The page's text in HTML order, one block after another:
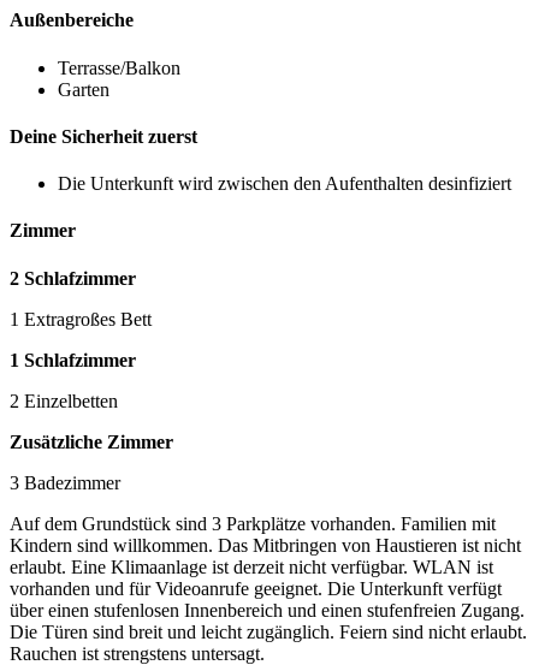
Außenbereiche
Terrasse/Balkon
Garten
Deine Sicherheit zuerst
Die Unterkunft wird zwischen den Aufenthalten desinfiziert
Zimmer
2 Schlafzimmer
1 Extragroßes Bett
1 Schlafzimmer
2 Einzelbetten
Zusätzliche Zimmer
3 Badezimmer
Auf dem Grundstück sind 3 Parkplätze vorhanden. Familien mit
Kindern sind willkommen. Das Mitbringen von Haustieren ist nicht
erlaubt. Eine Klimaanlage ist derzeit nicht verfügbar. WLAN ist
vorhanden und für Videoanrufe geeignet. Die Unterkunft verfügt
über einen stufenlosen Innenbereich und einen stufenfreien Zugang.
Die Türen sind breit und leicht zugänglich. Feiern sind nicht erlaubt.
Rauchen ist strengstens untersagt.